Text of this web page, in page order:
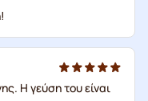
Η γεύση του είναι